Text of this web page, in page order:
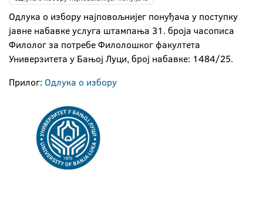
Одлука о избору најповољнијег понуђача у поступку
јавне набавке услуга штампања 31. броја часописа
Филолог за потребе Филолошког факултета
Универзитета у Бањој Луци, број набавке: 1484/25.
Прилог: Одлука о избору